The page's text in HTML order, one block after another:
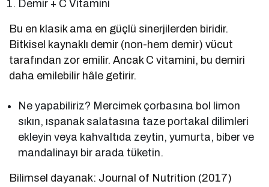
Demir + C Vitamini
Bu en klasik ama en güçlü sinerjilerden biridir.
Bitkisel kaynaklı demir (non-hem demir) vücut
tarafından zor emilir. Ancak C vitamini, bu demiri
daha emilebilir hâle getirir.
Ne yapabiliriz? Mercimek çorbasına bol limon
sıkın, ıspanak salatasına taze portakal dilimleri
ekleyin veya kahvaltıda zeytin, yumurta, biber ve
mandalinayı bir arada tüketin.
Bilimsel dayanak: Journal of Nutrition (2017)